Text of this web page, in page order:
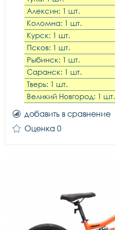
Алексин: 1 шт.
Коломна: 1 шт.
Курск: 1 шт.
Псков: 1 шт.
Рыбинск: 1 шт.
Саранск: 1 шт.
Тверь: 1 шт.
Великий Новгород: 1 шт.
добавить в сравнение
Оценка 0